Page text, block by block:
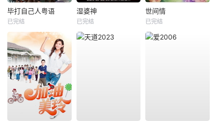
毕打自己人粤语
已完结
湿婆神
已完结
世间情
已完结